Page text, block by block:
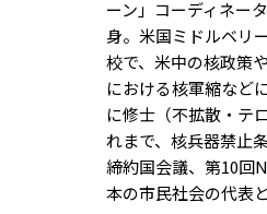
ーン」コーディネー
身。米国ミドルベリ
校で、米中の核政策
における核軍縮など
に修士（不拡散・テ
れまで、核兵器禁止
締約国会議、第10回
本の市民社会の代表